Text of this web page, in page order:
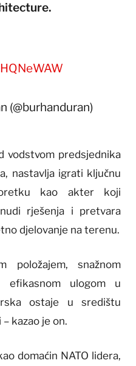
(@burhanduran)
vodstvom predsjednika
nastavlja igrati ključnu
kao akter koji
rješenja i pretvara
djelovanje na terenu.
položajem, snažnom
efikasnom ulogom u
ostaje u središtu
kazao je on.
domaćin NATO lidera,